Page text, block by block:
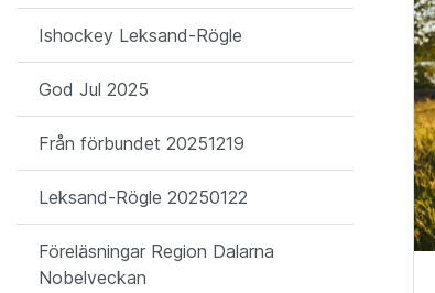
Ishockey Leksand-Rögle
God Jul 2025
Från förbundet 20251219
Leksand-Rögle 20250122
Föreläsningar Region Dalarna
Nobelveckan